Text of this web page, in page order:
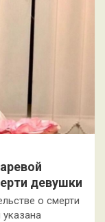
девушки
о смерти